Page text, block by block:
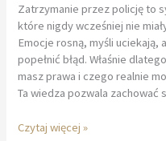
Zatrzymanie przez policję to
które nigdy wcześniej nie
Emocje rosną, myśli uciekają,
popełnić błąd. Właśnie
masz prawa i czego realnie
Ta wiedza pozwala
Zatrzymanie
Czytaj więcej »